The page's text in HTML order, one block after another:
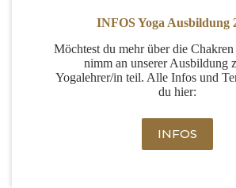
INFOS Yoga Ausbildung
Möchtest du mehr über die
nimm an unserer Ausbildung
Yogalehrer/in teil. Alle Infos und
du hier:
INFOS